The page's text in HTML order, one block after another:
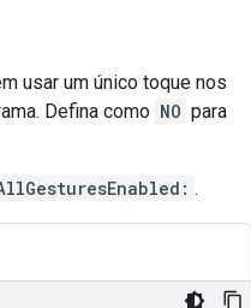
usar um único toque nos
Defina como NO para
.